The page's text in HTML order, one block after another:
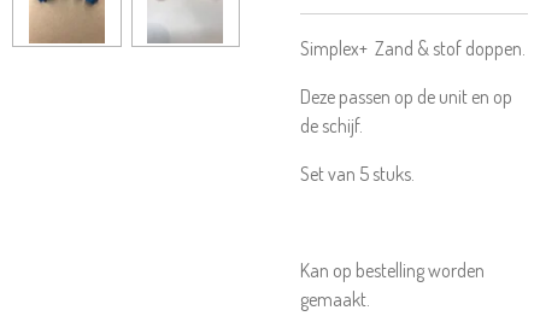
Simplex+ Zand & stof doppen.
Deze passen op de unit en op
de schijf.
Set van 5 stuks.
Kan op bestelling worden
gemaakt.